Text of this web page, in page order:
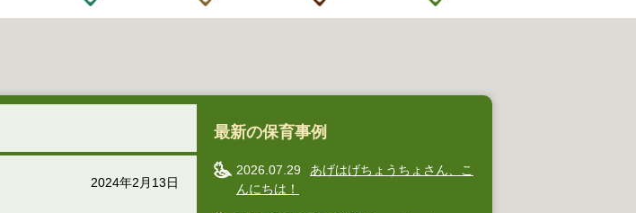
2024年2月13日
最新の保育事例
2026.07.29
あげはげちょうちょさん、こ
んにちは！